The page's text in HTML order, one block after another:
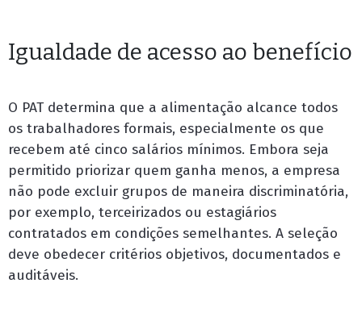
Igualdade de acesso ao benefício
O PAT determina que a alimentação alcance todos
os trabalhadores formais, especialmente os que
recebem até cinco salários mínimos. Embora seja
permitido priorizar quem ganha menos, a empresa
não pode excluir grupos de maneira discriminatória,
por exemplo, terceirizados ou estagiários
contratados em condições semelhantes. A seleção
deve obedecer critérios objetivos, documentados e
auditáveis.